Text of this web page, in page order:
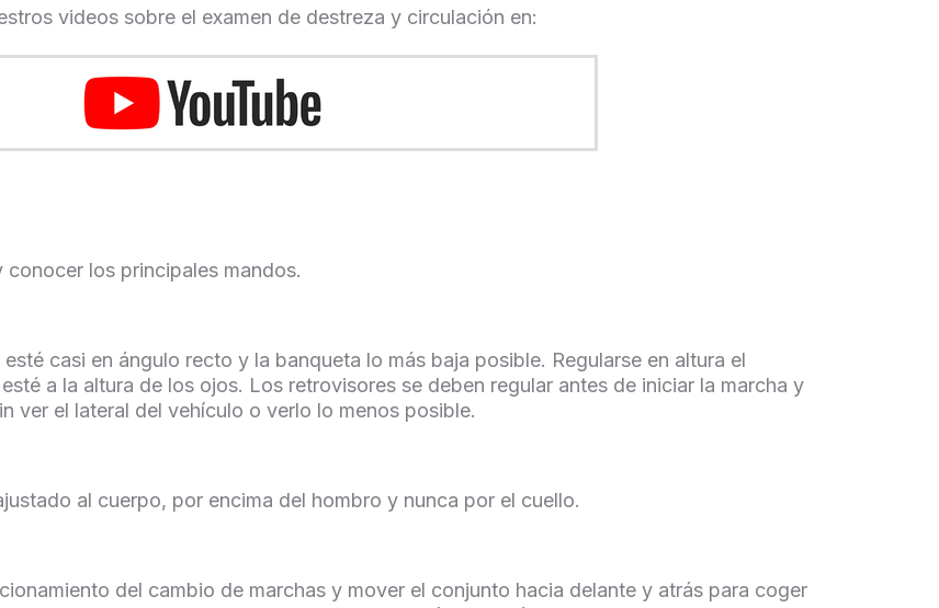
videos sobre el examen de destreza y circulación en:
los principales mandos.
casi en ángulo recto y la banqueta lo más baja posible. Regularse en altura el
a la altura de los ojos. Los retrovisores se deben regular antes de iniciar la marcha y
ver el lateral del vehículo o verlo lo menos posible.
al cuerpo, por encima del hombro y nunca por el cuello.
del cambio de marchas y mover el conjunto hacia delante y atrás para coger